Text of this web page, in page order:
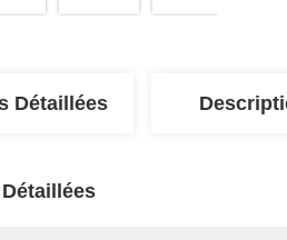
Détaillées